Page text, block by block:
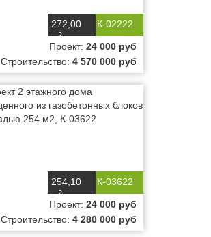
К-02222
272,00
м2
Проект: 24 000 руб
Строительство: 4 570 000 руб
К-03622
254,10
м2
Проект: 24 000 руб
Строительство: 4 280 000 руб